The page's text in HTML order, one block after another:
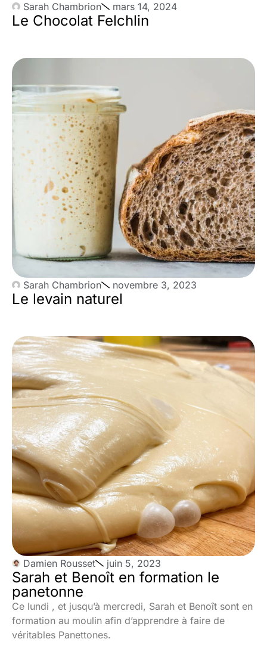
Sarah Chambrion mars 14, 2024
Le Chocolat Felchlin
Sarah Chambrion novembre 3, 2023
Le levain naturel
Damien Rousset juin 5, 2023
Sarah et Benoît en formation le
panetonne
Ce lundi , et jusqu’à mercredi, Sarah et Benoît sont en
formation au moulin afin d’apprendre à faire de
véritables Panettones.